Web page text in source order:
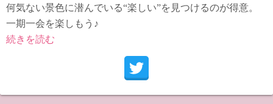
何気ない景色に潜んでいる“楽しい”を見つけるのが得意。
一期一会を楽しもう♪
続きを読む